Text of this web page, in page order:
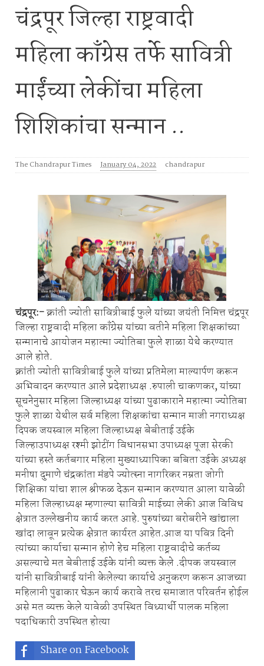
चंद्रपूर जिल्हा राष्ट्रवादी
महिला काँग्रेस तर्फे सावित्री
माईंच्या लेकींचा महिला
शिशिकांचा सन्मान ..
The Chandrapur Times January 04, 2022 chandrapur
चंद्रपूर:-क्रांती ज्योती सावित्रीबाई फुले यांच्या जयंती निमित्त चंद्रपूर
जिल्हा राष्ट्रवादी महिला काँग्रेस यांच्या वतीने महिला शिक्षकांच्या
सन्मानाचे आयोजन महात्मा ज्योतिबा फुले शाळा येथे करण्यात
आले होते.
क्रांती ज्योती सावित्रीबाई फुले यांच्या प्रतिमेला माल्यार्पण करून
अभिवादन करण्यात आले प्रदेशाध्यक्ष .रुपाली चाकणकर, यांच्या
सूचनेनुसार महिला जिल्हाध्यक्ष यांच्या पुढाकाराने महात्मा ज्योतिबा
फुले शाळा येथील सर्व महिला शिक्षकांचा सन्मान माजी नगराध्यक्ष
दिपक जयस्वाल महिला जिल्हाध्यक्ष बेबीताई उईके
जिल्हाउपाध्यक्ष रश्मी झोटींग विधानसभा उपाध्यक्ष पूजा सेरकी
यांच्या हस्ते कर्तबगार महिला मुख्याध्यापिका बबिता उईके अध्यक्ष
मनीषा दुमाणे चंद्रकांता मंडपे ज्योत्स्ना नागरिकर नम्रता जोगी
शिक्षिका यांचा शाल श्रीफळ देऊन सन्मान करण्यात आला यावेळी
महिला जिल्हाध्यक्ष म्हणाल्या सावित्री माईच्या लेकी आज विविध
क्षेत्रात उल्लेखनीय कार्य करत आहे. पुरुषांच्या बरोबरीने खांद्याला
खांदा लावून प्रत्येक क्षेत्रात कार्यरत आहेत.आज या पवित्र दिनी
त्यांच्या कार्याचा सन्मान होणे हेच महिला राष्ट्रवादीचे कर्तव्य
असल्याचे मत बेबीताई उईके यांनी व्यक्त केले .दीपक जयस्वाल
यांनी सावित्रीबाई यांनी केलेल्या कार्याचे अनुकरण करून आजच्या
महिलानी पुढाकार घेऊन कार्य करावे तरच समाजात परिवर्तन होईल
असे मत व्यक्त केले यावेळी उपस्थित विध्यार्थी पालक महिला
पदाधिकारी उपस्थित होत्या
Share on Facebook